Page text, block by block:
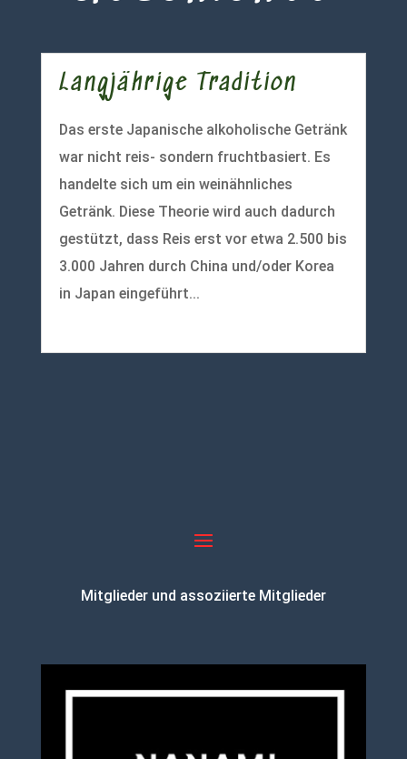
Langjährige Tradition
Das erste Japanische alkoholische Getränk
war nicht reis- sondern fruchtbasiert. Es
handelte sich um ein weinähnliches
Getränk. Diese Theorie wird auch dadurch
gestützt, dass Reis erst vor etwa 2.500 bis
3.000 Jahren durch China und/oder Korea
in Japan eingeführt...
Mitglieder und assoziierte Mitglieder